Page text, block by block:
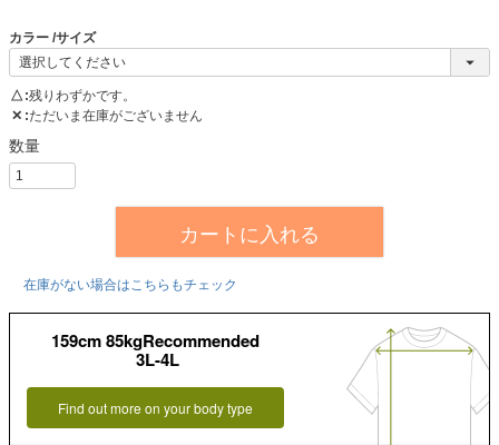
カラー サイズ
△ 残りわずかです。
✕ ただいま在庫がございません
カートに入れる
在庫がない場合はこちらもチェック
159cm 85kgRecommended
3L-4L
Find out more on your body type